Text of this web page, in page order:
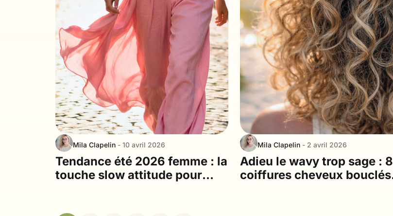
Mila Clapelin - 10 avril 2026
Tendance été 2026 femme : la
touche slow attitude pour
Mila Clapelin - 2 avril 2026
Adieu le wavy trop sage : 8
coiffures cheveux bouclés